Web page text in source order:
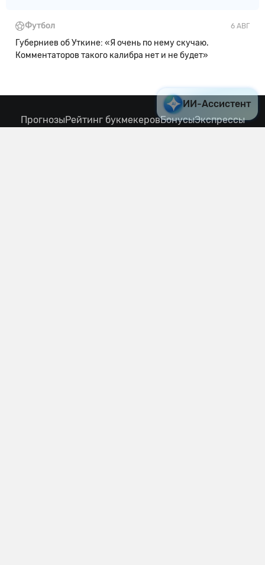
6 АВГ
Футбол
Губерниев об Уткине: «Я очень по нему скучаю.
Комментаторов такого калибра нет и не будет»
Прогнозы Рейтинг букмекеровБонусыЭкспрессы
ИИ-Ассистент